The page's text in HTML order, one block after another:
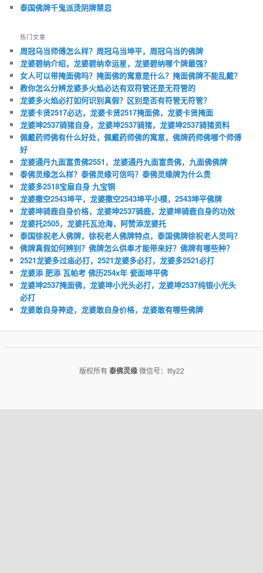
泰国佛牌千鬼派烫阴牌禁忌
热门文章
周冠乌当师傅怎么样？周冠乌当坤平，周冠乌当的佛牌
龙婆碧纳介绍，龙婆碧纳幸运星，龙婆碧纳哪个牌最强？
女人可以带掩面佛吗？掩面佛的寓意是什么？掩面佛牌不能乱戴？
教你怎么分辨龙婆多火焰必达有双符管还是无符管的
龙婆多火焰必打如何识别真假？区别是否有符管无符管？
龙婆卡贤2517必达，龙婆卡贤2517掩面佛，龙婆卡贤掩面
龙婆坤2537骑猪自身，龙婆坤2537骑猪，龙婆坤2537骑猪资料
佩戴药师佛有什么好处，佩戴药师佛的寓意，佛牌药师佛哪个师傅
好
龙婆通丹九面富贵佛2551，龙婆通丹九面富贵佛，九面佛佛牌
泰佛灵缘怎么样？泰佛灵缘可信吗？泰佛灵缘牌为什么贵
龙婆多2518宝扇自身 九宝铜
龙婆撒空2543坤平，龙婆撒空2543坤平小模，2543坤平佛牌
龙婆坤骑鹿自身价格，龙婆坤2537骑鹿，龙婆坤骑鹿自身的功效
龙婆托2505，龙婆托瓦沧海，阿赞添龙婆托
泰国徐祝老人佛牌，徐祝老人佛牌特点，泰国佛牌徐祝老人灵吗？
佛牌真假如何辨别？佛牌怎么供奉才能带来好？佛牌有哪些种？
2521龙婆多过庙必打，2521龙婆多必打，龙婆多2521必打
龙婆添 肥添 瓦帕考 佛历254x年 瓷面坤平佛
龙婆坤2537掩面佛，龙婆坤小光头必打，龙婆坤2537纯银小光头
必打
龙婆敢自身神迹，龙婆敢自身价格，龙婆敢有哪些佛牌
版权所有泰佛灵缘微信号：tfly22